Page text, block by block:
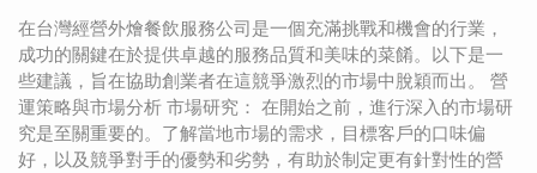
在台灣經營外燴餐飲服務公司是一個充滿挑戰和機會的行業，
成功的關鍵在於提供卓越的服務品質和美味的菜餚。以下是一
些建議，旨在協助創業者在這競爭激烈的市場中脫穎而出。 營
運策略與市場分析 市場研究： 在開始之前，進行深入的市場研
究是至關重要的。了解當地市場的需求，目標客戶的口味偏
好，以及競爭對手的優勢和劣勢，有助於制定更有針對性的營